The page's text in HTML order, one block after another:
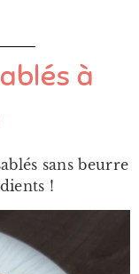
à
sans beurre
!